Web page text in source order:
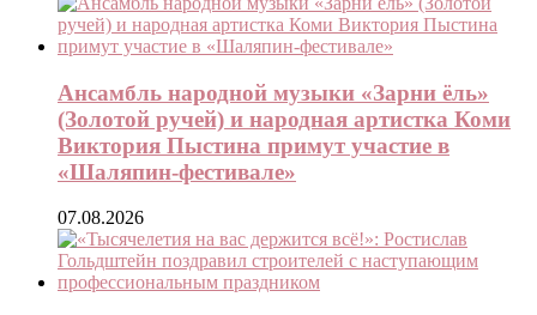
Ансамбль народной музыки «Зарни ёль»
(Золотой ручей) и народная артистка Коми
Виктория Пыстина примут участие в
«Шаляпин-фестивале»
07.08.2026